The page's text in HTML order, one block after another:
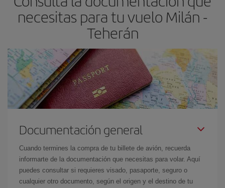
necesitas para tu vuelo Milán -
Teherán
Documentación general
Cuando termines la compra de tu billete de avión, recuerda
informarte de la documentación que necesitas para volar. Aquí
puedes consultar si requieres visado, pasaporte, seguro o
cualquier otro documento, según el origen y el destino de tu